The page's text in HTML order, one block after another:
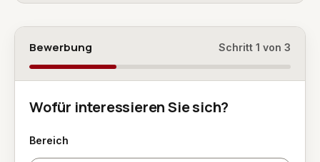
Bewerbung Schritt 1 von 3
Wofür interessieren Sie sich?, Schritt 1 von 3
Wofür interessieren Sie sich?
Bereich